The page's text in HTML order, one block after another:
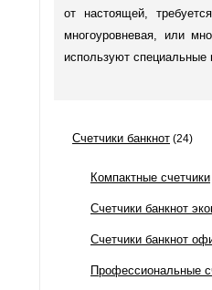
от настоящей,
многоуровневая, или
используют специальные
Счетчики банкнот (24)
Компактные счетчики
Счетчики банкнот
Счетчики банкнот
Профессиональные